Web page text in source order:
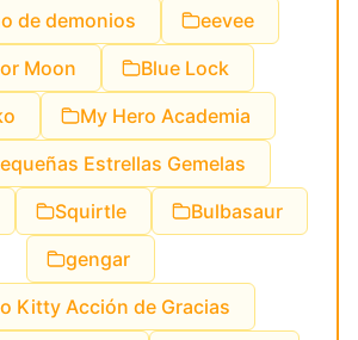
de demonios
eevee
Moon
Blue Lock
My Hero Academia
Estrellas Gemelas
Squirtle
Bulbasaur
gengar
Kitty Acción de Gracias